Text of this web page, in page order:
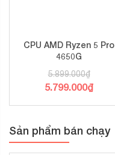
CPU AMD Ryzen 5 Pro
4650G
5.899.000₫
5.799.000₫
Sản phẩm bán chạy